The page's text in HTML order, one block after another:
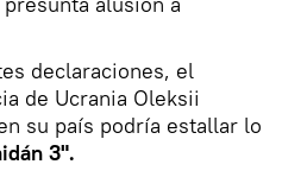
declaraciones, el
de Ucrania Oleksii
su país podría estallar lo
3".